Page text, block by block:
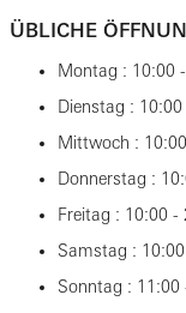
ÜBLICHE
Montag : 10:00
Dienstag :
Mittwoch :
Donnerstag :
Freitag : 10:00 -
Samstag :
Sonntag : 11:00